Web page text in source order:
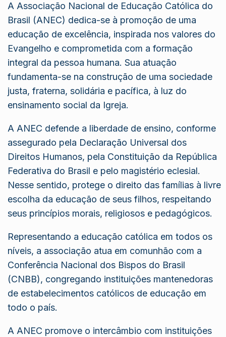
A Associação Nacional de Educação Católica do
Brasil (ANEC) dedica-se à promoção de uma
educação de excelência, inspirada nos valores do
Evangelho e comprometida com a formação
integral da pessoa humana. Sua atuação
fundamenta-se na construção de uma sociedade
justa, fraterna, solidária e pacífica, à luz do
ensinamento social da Igreja.
A ANEC defende a liberdade de ensino, conforme
assegurado pela Declaração Universal dos
Direitos Humanos, pela Constituição da República
Federativa do Brasil e pelo magistério eclesial.
Nesse sentido, protege o direito das famílias à livre
escolha da educação de seus filhos, respeitando
seus princípios morais, religiosos e pedagógicos.
Representando a educação católica em todos os
níveis, a associação atua em comunhão com a
Conferência Nacional dos Bispos do Brasil
(CNBB), congregando instituições mantenedoras
de estabelecimentos católicos de educação em
todo o país.
A ANEC promove o intercâmbio com instituições